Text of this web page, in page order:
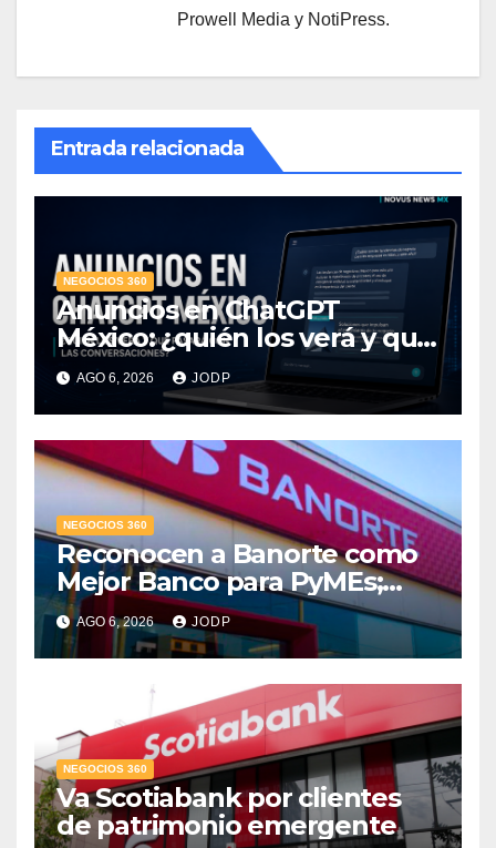
Prowell Media y NotiPress.
Entrada relacionada
NEGOCIOS 360
Anuncios en ChatGPT
México: ¿quién los verá y qué
pasará con las
conversaciones?
AGO 6, 2026 JODP
NEGOCIOS 360
Reconocen a Banorte como
Mejor Banco para PyMEs;
supera 14% del mercado
crediticio
AGO 6, 2026 JODP
NEGOCIOS 360
Va Scotiabank por clientes
de patrimonio emergente